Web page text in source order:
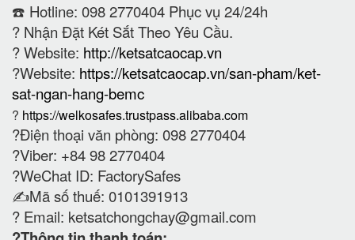
☎️ Hotline: 098 2770404 Phục vụ 24/24h
? Nhận Đặt Két Sắt Theo Yêu Cầu.
? Website: http://ketsatcaocap.vn
?Website: https://ketsatcaocap.vn/san-pham/ket-
sat-ngan-hang-bemc
? https://welkosafes.trustpass.alibaba.com
?Điện thoại văn phòng: 098 2770404
?Viber: +84 98 2770404
?WeChat ID: FactorySafes
✍️Mã số thuế: 0101391913
? Email: ketsatchongchay@gmail.com